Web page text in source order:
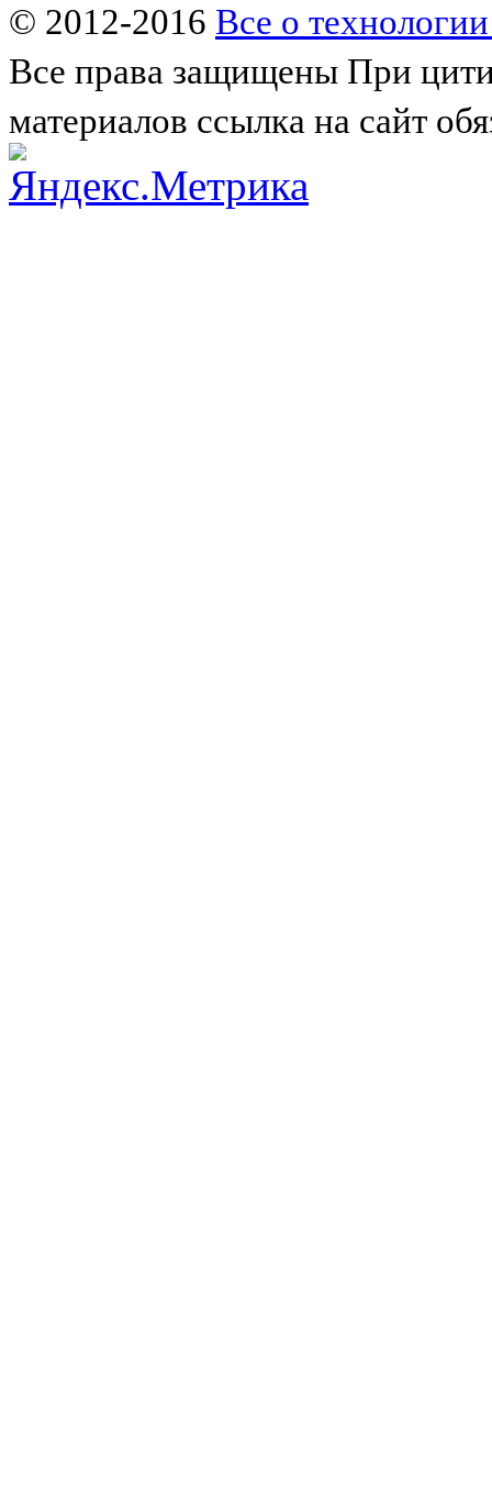
© 2012-2016 Все о
Все права защищены При
материалов ссылка на сайт